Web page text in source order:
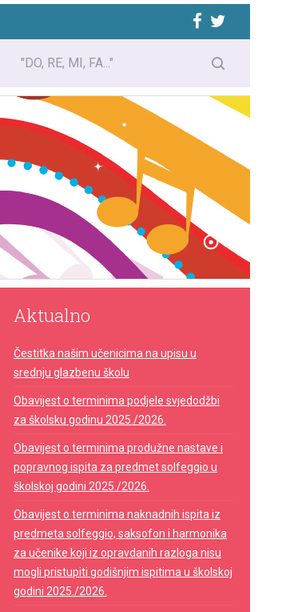
"DO, RE, MI, FA..."
Aktualno
Čestitka našim učenicima na upisu u
srednju glazbenu školu
Obavijest o terminima podjele svjedodžbi
za školsku godinu 2025./2026.
Obavijest o terminima produžne nastave i
popravnog ispita za predmet solfeggio u
školskoj godini 2025./2026.
Obavijest o terminima naknadnih ispita iz
predmeta solfeggio, saksofon i harmonika
za učenike koji iz opravdanih razloga nisu
mogli pristupiti godišnjim ispitima u školskoj
godini 2025./2026.